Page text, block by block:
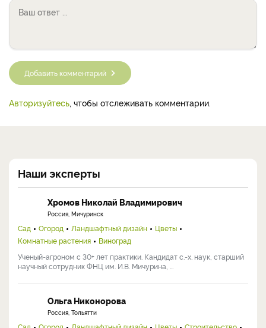
Добавить комментарий
Авторизуйтесь , чтобы отслеживать комментарии.
Наши эксперты
Хромов Николай Владимирович
Россия, Мичуринск
Сад Огород Ландшафтный дизайн
Цветы
Комнатные растения
Виноград
Ученый-агроном с 30+ лет практики. Кандидат с.-х. наук, старший
научный сотрудник ФНЦ им. И.В. Мичурина, ...
Ольга Никонорова
Россия, Тольятти